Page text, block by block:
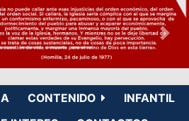
CONTENIDO
INFANTIL